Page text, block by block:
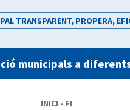
TRANSPARENT, PROPERA,
municipals a
INICI - FI